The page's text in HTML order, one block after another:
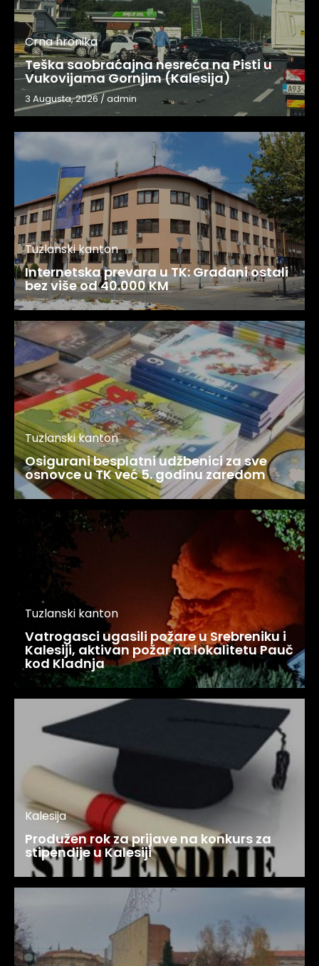
Crna hronika
Teška saobraćajna nesreća na Pisti u
Vukovijama Gornjim (Kalesija)
3 Augusta, 2026 / admin
Tuzlanski kanton
Internetska prevara u TK: Građani ostali
bez više od 40.000 KM
Tuzlanski kanton
Osigurani besplatni udžbenici za sve
osnovce u TK već 5. godinu zaredom
Tuzlanski kanton
Vatrogasci ugasili požare u Srebreniku i
Kalesiji, aktivan požar na lokalitetu Pauč
kod Kladnja
Kalesija
Produžen rok za prijave na konkurs za
stipendije u Kalesiji